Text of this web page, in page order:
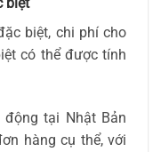
biệt, chi phí cho
có thể được tính
tại Nhật Bản
hàng cụ thể, với